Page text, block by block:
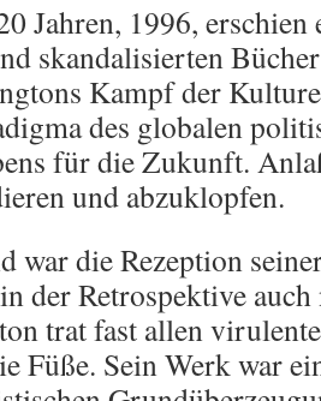
Jahren, 1996, erschien
skandalisierten
Kampf der
des globalen
für die Zukunft.
und abzuklopfen.
war die Rezeption
der Retrospektive
trat fast allen
Füße. Sein Werk war